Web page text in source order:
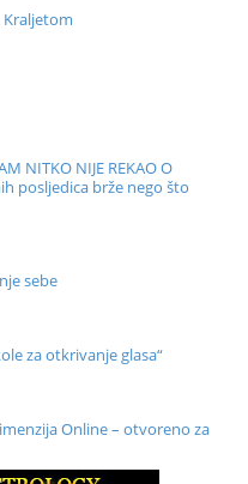
Kraljetom
NITKO NIJE REKAO O
posljedica brže nego što
sebe
za otkrivanje glasa“
Online – otvoreno za